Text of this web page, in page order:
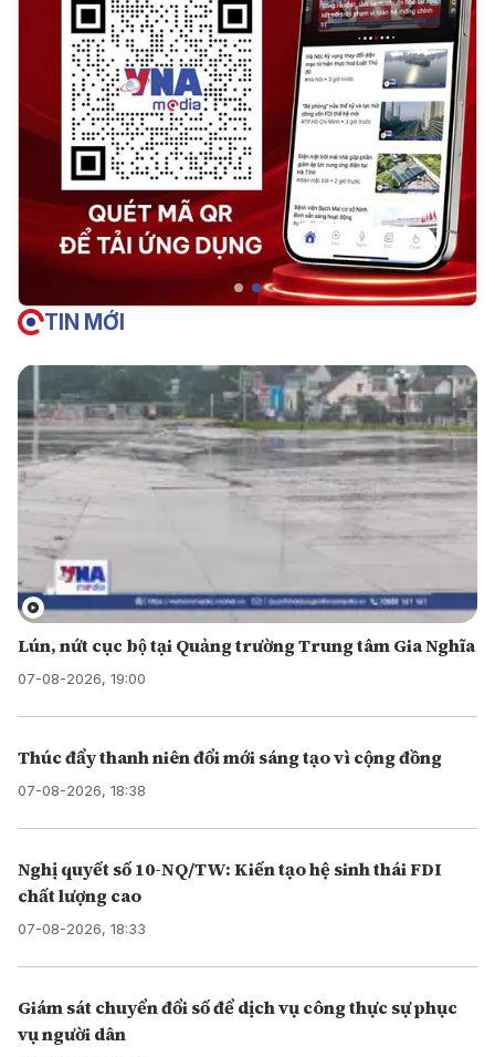
TIN MỚI
Lún, nứt cục bộ tại Quảng trường Trung tâm Gia Nghĩa
07-08-2026, 19:00
Thúc đẩy thanh niên đổi mới sáng tạo vì cộng đồng
07-08-2026, 18:38
Nghị quyết số 10-NQ/TW: Kiến tạo hệ sinh thái FDI
chất lượng cao
07-08-2026, 18:33
Giám sát chuyển đổi số để dịch vụ công thực sự phục
vụ người dân